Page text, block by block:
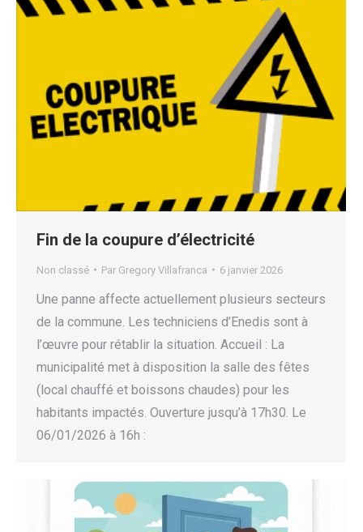
Fin de la coupure d’électricité
Non classé Par Gregory Villafranca 6 janvier 2026
Une panne affecte actuellement plusieurs secteurs
de la commune. Les techniciens d’Enedis sont à
l’œuvre pour rétablir la situation. Accueil : La
municipalité met à disposition la salle des fêtes
(local chauffé et boissons chaudes) pour les
habitants impactés. Ouverture jusqu’à 17h30. Le
06/01/2026 à 16h :